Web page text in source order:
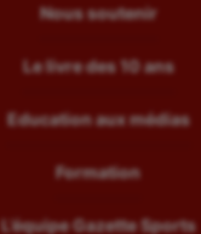
Nous soutenir
Le livre des 10 ans
Education aux médias
Formation
L’équipe Gazette Sports